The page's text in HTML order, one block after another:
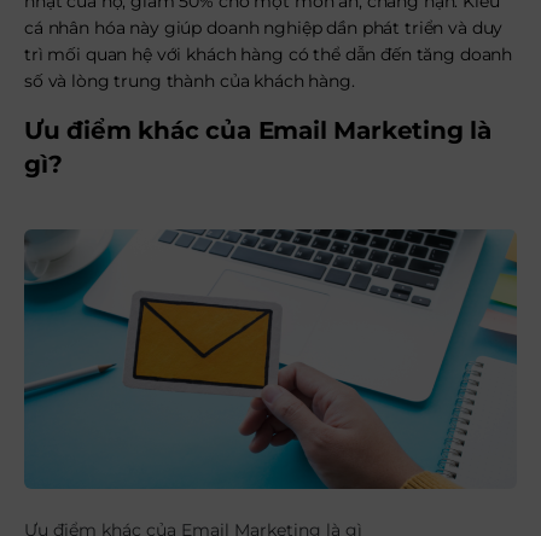
cá nhân hóa này giúp doanh nghiệp dần phát triển và duy
trì mối quan hệ với khách hàng có thể dẫn đến tăng doanh
số và lòng trung thành của khách hàng.
Ưu điểm khác của Email Marketing là
gì?
Ưu điểm khác của Email Marketing là gì